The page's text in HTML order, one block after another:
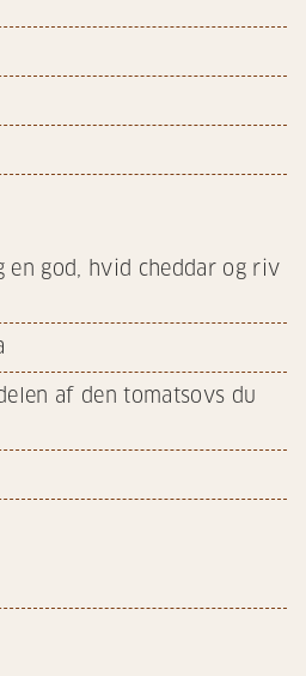
en god, hvid cheddar og riv
af den tomatsovs du